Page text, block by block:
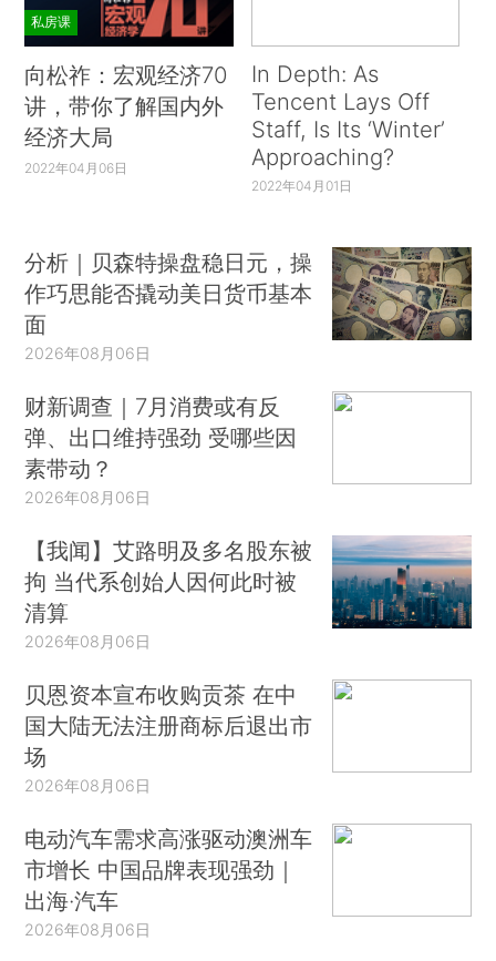
私房课
向松祚：宏观经济70
讲，带你了解国内外
经济大局
2022年04月06日
In Depth: As
Tencent Lays Off
Staff, Is Its ‘Winter’
Approaching?
2022年04月01日
分析｜贝森特操盘稳日元，操
作巧思能否撬动美日货币基本
面
2026年08月06日
财新调查｜7月消费或有反
弹、出口维持强劲 受哪些因
素带动？
2026年08月06日
【我闻】艾路明及多名股东被
拘 当代系创始人因何此时被
清算
2026年08月06日
贝恩资本宣布收购贡茶 在中
国大陆无法注册商标后退出市
场
2026年08月06日
电动汽车需求高涨驱动澳洲车
市增长 中国品牌表现强劲｜
出海·汽车
2026年08月06日